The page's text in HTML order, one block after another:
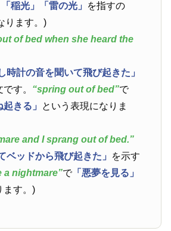
「稲光」 「雷の光」 を指すの
ります。)
of bed when she heard the
時計の音を聞いて飛び起きた」
す。 “spring out of bed”で
きる」 という表現になりま
and I sprang out of bed.”
ベッドから飛び起きた」 を示す
a nightmare”で「悪夢を見る」
ます。)